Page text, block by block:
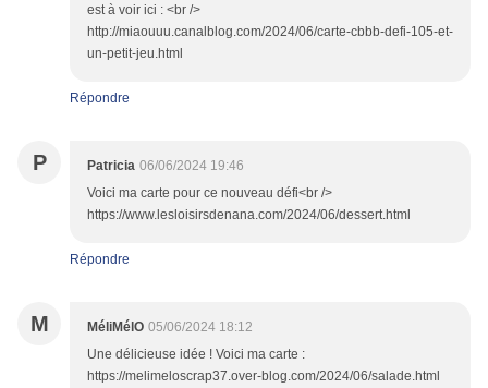
est à voir ici : <br />
http://miaouuu.canalblog.com/2024/06/carte-cbbb-defi-105-et-
un-petit-jeu.html
Répondre
P Patricia 06/06/2024 19:46
Voici ma carte pour ce nouveau défi<br />
https://www.lesloisirsdenana.com/2024/06/dessert.html
Répondre
M MéliMélO 05/06/2024 18:12
Une délicieuse idée ! Voici ma carte :
https://melimeloscrap37.over-blog.com/2024/06/salade.html